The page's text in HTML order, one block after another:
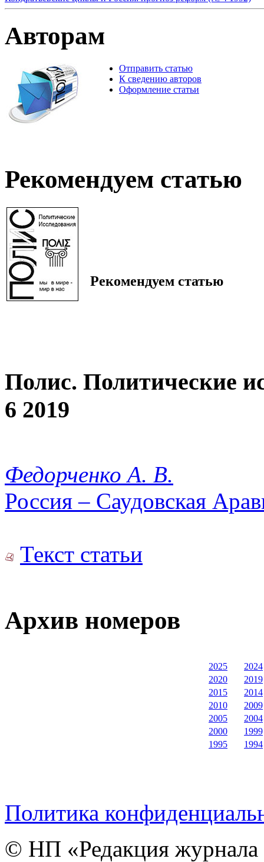
Авторам
Отправить статью
К сведению авторов
Оформление статьи
Рекомендуем статью
Рекомендуем статью
Полис. Политические
6 2019
Федорченко А. В.
Россия – Саудовская
Текст статьи
Архив номеров
2025
2024
2020
2019
2015
2014
2010
2009
2005
2004
2000
1999
1995
1994
Политика
© НП «Редакция